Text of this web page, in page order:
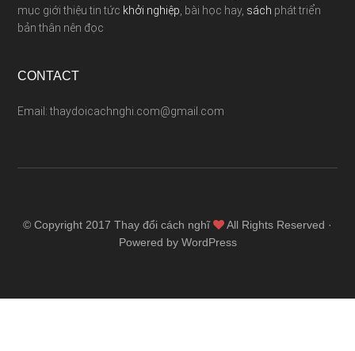
mục giới thiệu tin tức khởi nghiệp , bài học hay, sách phát triển
bản thân nên đọc
CONTACT
Email: thaydoicachnghi.com@gmail.com
© Copyright 2017 Thay đổi cách nghĩ
All Rights Reserved ·
Powered by WordPress